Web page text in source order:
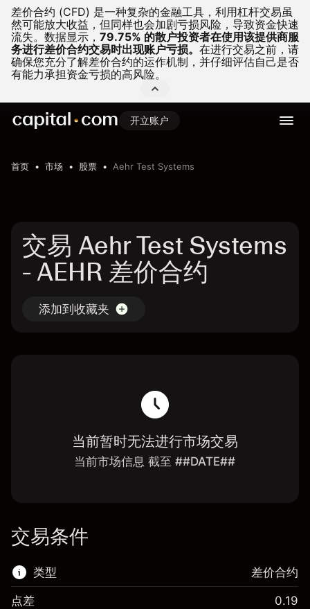
差价合约 (CFD) 是一种复杂的金融工具，利用杠杆交易虽
然可能放大收益，但同样也会加剧亏损风险，导致资金快速
流失。 数据显示， 79.75% 的散户投资者在使用该提供商服
务进行差价合约交易时出现账户亏损。 在进行交易之前，请
确保您充分了解差价合约的运作机制，并仔细评估自己是否
有能力承担资金亏损的高风险。
开立账户
首页 市场 股票 Aehr Test Systems
交易 Aehr Test Systems
- AEHR 差价合约
添加到收藏夹
当前暂时无法进行市场交易
当前市场信息 截至 ##DATE##
交易条件
类型 差价合约
点差 0.19